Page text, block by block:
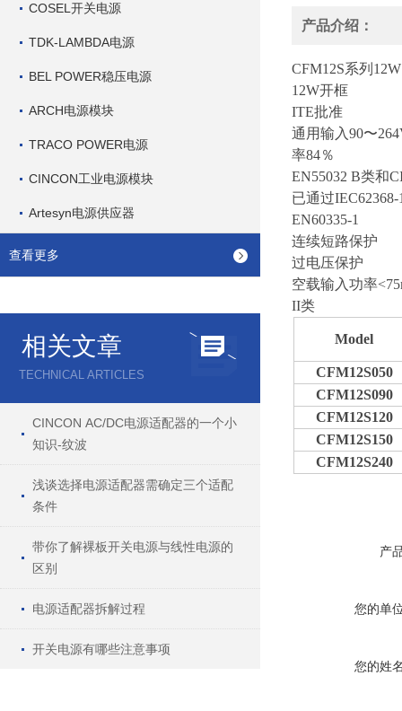
COSEL开关电源
TDK-LAMBDA电源
BEL POWER稳压电源
ARCH电源模块
TRACO POWER电源
CINCON工业电源模块
Artesyn电源供应器
查看更多
相关文章
TECHNICAL ARTICLES
CINCON AC/DC电源适配器的一个小
知识-纹波
浅谈选择电源适配器需确定三个适配
条件
带你了解裸板开关电源与线性电源的
区别
电源适配器拆解过程
开关电源有哪些注意事项
产品介绍：
CFM12S系列
12W开框
ITE批准
通用输入90〜
率84％
EN55032 B类和
已通过
EN60335-1
连续短路保护
过电压保护
空载输入功率
II类
Model
CFM12S050
CFM12S090
CFM12S120
CFM12S150
CFM12S240
产
您的单
您的姓